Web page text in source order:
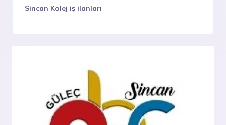
Sincan Kolej iş ilanları